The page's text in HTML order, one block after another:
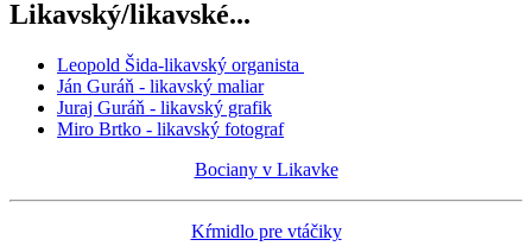
Likavský/likavské...
Leopold Šida-likavský organista
Ján Guráň - likavský maliar
Juraj Guráň - likavský grafik
Miro Brtko - likavský fotograf
Bociany v Likavke
Kŕmidlo pre vtáčiky